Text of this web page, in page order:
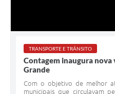
TRANSPORTE E TRÂNSITO
Contagem inaugura nova
Grande
Com o objetivo de melhor
municipais que circulavam